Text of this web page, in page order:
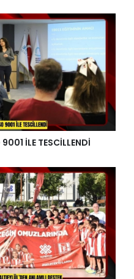
İLE TESCİLLENDİ